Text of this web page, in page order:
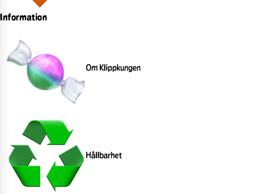
Information
Om Klippkungen
Hållbarhet